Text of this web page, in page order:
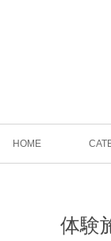
HOME
体験